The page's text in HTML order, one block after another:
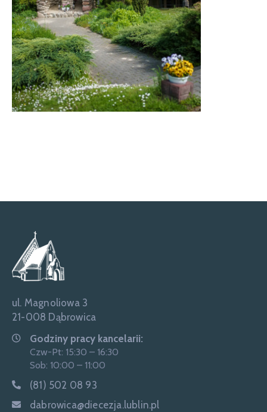
ul. Magnoliowa 3
21-008 Dąbrowica
Godziny pracy kancelarii:
Czw-Pt: 15:30 – 16:30
Sob: 10:00 – 11:00
(81) 502 08 93
dabrowica@diecezja.lublin.pl